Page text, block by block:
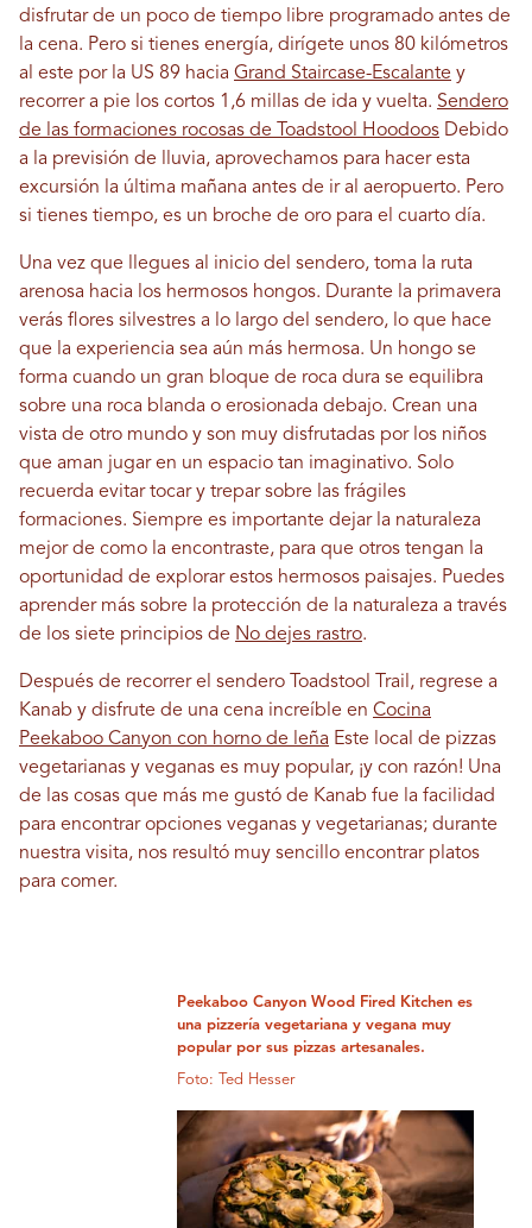
disfrutar de un poco de tiempo libre programado antes de
la cena. Pero si tienes energía, dirígete unos 80 kilómetros
al este por la US 89 hacia Grand Staircase-Escalante y
recorrer a pie los cortos 1,6 millas de ida y vuelta. Sendero
de las formaciones rocosas de Toadstool Hoodoos Debido
a la previsión de lluvia, aprovechamos para hacer esta
excursión la última mañana antes de ir al aeropuerto. Pero
si tienes tiempo, es un broche de oro para el cuarto día.
Una vez que llegues al inicio del sendero, toma la ruta
arenosa hacia los hermosos hongos. Durante la primavera
verás flores silvestres a lo largo del sendero, lo que hace
que la experiencia sea aún más hermosa. Un hongo se
forma cuando un gran bloque de roca dura se equilibra
sobre una roca blanda o erosionada debajo. Crean una
vista de otro mundo y son muy disfrutadas por los niños
que aman jugar en un espacio tan imaginativo. Solo
recuerda evitar tocar y trepar sobre las frágiles
formaciones. Siempre es importante dejar la naturaleza
mejor de como la encontraste, para que otros tengan la
oportunidad de explorar estos hermosos paisajes. Puedes
aprender más sobre la protección de la naturaleza a través
de los siete principios de No dejes rastro.
Después de recorrer el sendero Toadstool Trail, regrese a
Kanab y disfrute de una cena increíble en Cocina
Peekaboo Canyon con horno de leña Este local de pizzas
vegetarianas y veganas es muy popular, ¡y con razón! Una
de las cosas que más me gustó de Kanab fue la facilidad
para encontrar opciones veganas y vegetarianas; durante
nuestra visita, nos resultó muy sencillo encontrar platos
para comer.
Peekaboo Canyon Wood Fired Kitchen es
una pizzería vegetariana y vegana muy
popular por sus pizzas artesanales.
Foto: Ted Hesser